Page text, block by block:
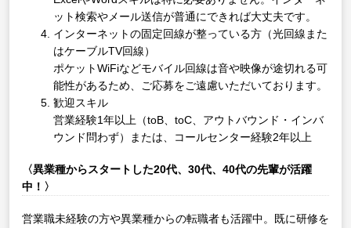
ット検索やメール送信が普通にできれば大丈夫です。
インターネットの固定回線が整っている方（光回線また
はケーブルTV回線）
ポケットWiFiなどモバイル回線は音や映像が途切れる可
能性があるため、ご応募をご遠慮いただいております。
歓迎スキル
営業経験1年以上（toB、toC、アウトバウンド・インバ
ウンド問わず）または、コールセンター経験2年以上
〈異業種からスタートした20代、30代、40代の先輩が活躍
中！〉
営業職未経験の方や異業種からの転職者も活躍中。既に研修を